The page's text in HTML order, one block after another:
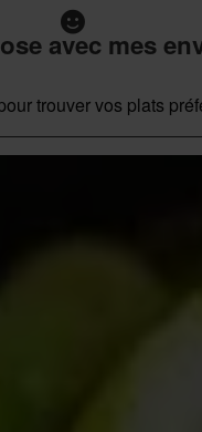
avec mes
trouver vos plats